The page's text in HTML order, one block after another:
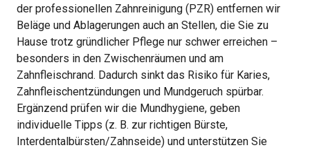
der professionellen Zahnreinigung (PZR) entfernen wir
Beläge und Ablagerungen auch an Stellen, die Sie zu
Hause trotz gründlicher Pflege nur schwer erreichen –
besonders in den Zwischenräumen und am
Zahnfleischrand. Dadurch sinkt das Risiko für Karies,
Zahnfleischentzündungen und Mundgeruch spürbar.
Ergänzend prüfen wir die Mundhygiene, geben
individuelle Tipps (z. B. zur richtigen Bürste,
Interdentalbürsten/Zahnseide) und unterstützen Sie